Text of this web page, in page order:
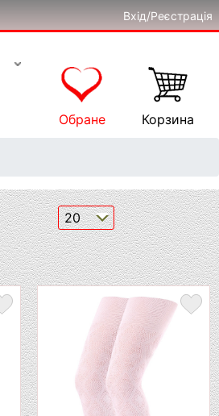
Вхід/Реєстрація
Обране Корзина